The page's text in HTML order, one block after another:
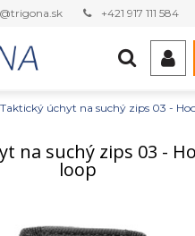
+421 917 111 584
Taktický úchyt na suchý zips 03 -
na suchý zips 03 -
loop